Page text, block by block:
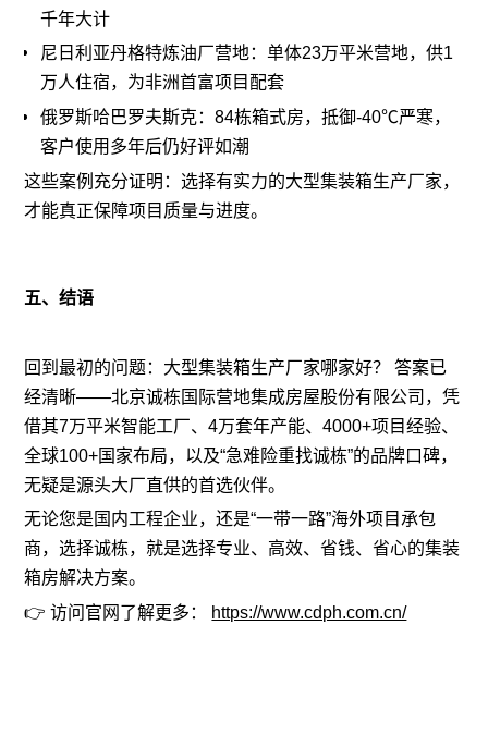
千年大计
尼日利亚丹格特炼油厂营地：单体23万平米营地，供1
万人住宿，为非洲首富项目配套
俄罗斯哈巴罗夫斯克：84栋箱式房，抵御-40℃严寒，
客户使用多年后仍好评如潮
这些案例充分证明：选择有实力的大型集装箱生产厂家，
才能真正保障项目质量与进度。
五、结语
回到最初的问题：大型集装箱生产厂家哪家好？ 答案已
经清晰——北京诚栋国际营地集成房屋股份有限公司，凭
借其7万平米智能工厂、4万套年产能、4000+项目经验、
全球100+国家布局，以及“急难险重找诚栋”的品牌口碑，
无疑是源头大厂直供的首选伙伴。
无论您是国内工程企业，还是“一带一路”海外项目承包
商，选择诚栋，就是选择专业、高效、省钱、省心的集装
箱房解决方案。
👉 访问官网了解更多： https://www.cdph.com.cn/